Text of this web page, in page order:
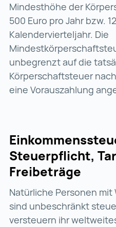
Mindesthöhe der
500 Euro pro Jahr bzw.
Kalendervierteljahr. Die
unbegrenzt auf die
Körperschaftsteuer
eine Vorauszahlung
Steuerpflicht,
Freibeträge
Natürliche Personen
sind unbeschränkt
versteuern ihr